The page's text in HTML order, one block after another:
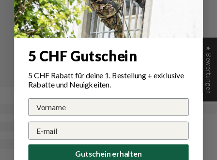
★ Bewertungen
5 CHF Gutschein
5 CHF Rabatt für deine 1. Bestellung+ exklusive
Rabatte und Neuigkeiten.
Gutschein erhalten